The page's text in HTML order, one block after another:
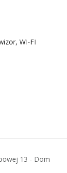
, WI-FI
13 - Dom